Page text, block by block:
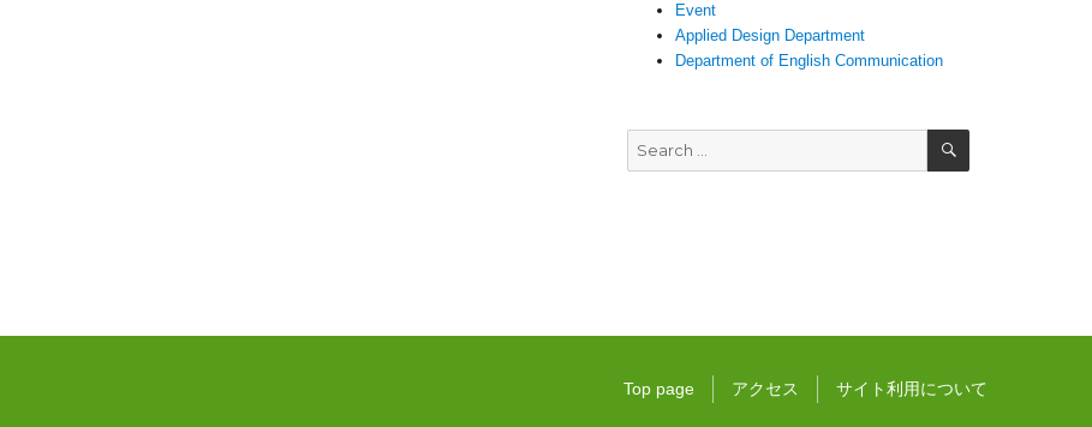
Event
Applied Design Department
Department of English Communication
Search
for:
SEARCH
Top page アクセス サイト利用について